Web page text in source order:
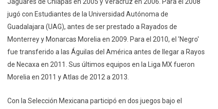
jugó con Estudiantes de la Universidad Autónoma de
Guadalajara (UAG), antes de ser prestado a Rayados de
Monterrey y Monarcas Morelia en 2009. Para el 2010, el 'Negro'
fue transferido a las Águilas del América antes de llegar a Rayos
de Necaxa en 2011. Sus últimos equipos en la Liga MX fueron
Morelia en 2011 y Atlas de 2012 a 2013.
Con la Selección Mexicana participó en dos juegos bajo el